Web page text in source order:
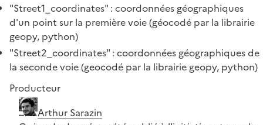
"Street1_coordinates" : coordonnées géographiques
d'un point sur la première voie (géocodé par la librairie
geopy, python)
"Street2_coordinates" : coordonnées géographiques de
la seconde voie (geocodé par la librairie geopy, python)
Producteur
Arthur Sarazin